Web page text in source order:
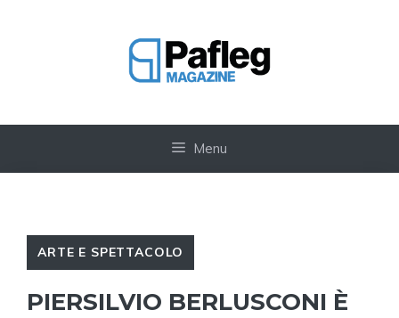
Menu
ARTE E SPETTACOLO
PIERSILVIO BERLUSCONI È